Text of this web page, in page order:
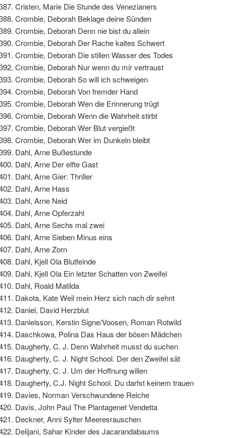
Cristen, Marie Die Stunde des Venezianers
Crombie, Deborah Beklage deine Sünden
Crombie, Deborah Denn nie bist du allein
Crombie, Deborah Der Rache kaltes Schwert
Crombie, Deborah Die stillen Wasser des Todes
Crombie, Deborah Nur wenn du mir vertraust
Crombie, Deborah So will ich schweigen
Crombie, Deborah Von fremder Hand
Crombie, Deborah Wen die Erinnerung trügt
Crombie, Deborah Wenn die Wahrheit stirbt
Crombie, Deborah Wer Blut vergießt
Crombie, Deborah Wer im Dunkeln bleibt
Dahl, Arne Bußestunde
Dahl, Arne Der elfte Gast
Dahl, Arne Gier: Thriller
Dahl, Arne Hass
Dahl, Arne Neid
Dahl, Arne Opferzahl
Dahl, Arne Sechs mal zwei
Dahl, Arne Sieben Minus eins
Dahl, Arne Zorn
Dahl, Kjell Ola Blutfeinde
Dahl, Kjell Ola Ein letzter Schatten von Zweifel
Dahl, Roald Matilda
Dakota, Kate Weil mein Herz sich nach dir sehnt
Daniel, David Herzblut
Danielsson, Kerstin Signe/Voosen, Roman Rotwild
Daschkowa, Polina Das Haus der bösen Mädchen
Daugherty, C. J. Denn Wahrheit musst du suchen
Daugherty, C. J. Night School. Der den Zweifel sät
Daugherty, C. J. Um der Hoffnung willen
Daugherty, C.J. Night School. Du darfst keinem trauen
Davies, Norman Verschwundene Reiche
Davis, John Paul The Plantagenet Vendetta
Deckner, Anni Sylter Meeresrauschen
Delijani, Sahar Kinder des Jacarandabaums